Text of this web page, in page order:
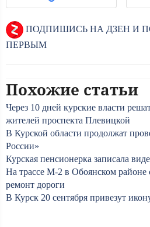
ПОДПИШИСЬ НА ДЗЕН И
ПЕРВЫМ
Похожие статьи
Через 10 дней курские власти
жителей проспекта Плевицкой
В Курской области продолжат
России»
Курская пенсионерка записала
На трассе М-2 в Обоянском районе
ремонт дороги
В Курск 20 сентября привезут